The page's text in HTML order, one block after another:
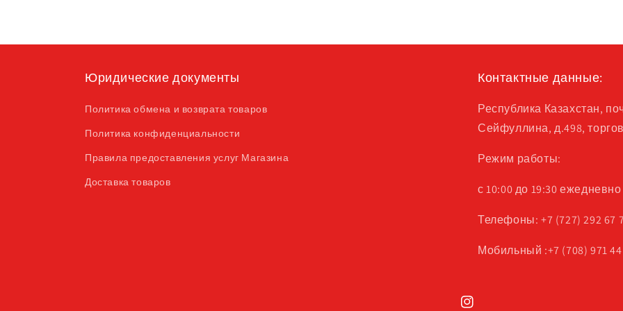
Юридические документы
Политика обмена и возврата товаров
Политика конфиденциальности
Правила предоставления услуг Магазина
Доставка товаров
Контактные данные:
Республика Казахстан,
Сейфуллина, д.498,
Режим работы:
с 10:00 до 19:30 ежедневно
Телефоны: +7 (727) 292 67
Мобильный :+7 (708) 971